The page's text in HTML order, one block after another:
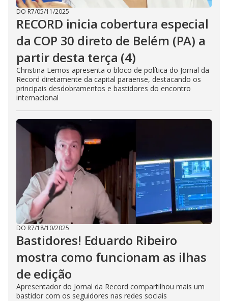
DO R7/05/11/2025
RECORD inicia cobertura especial
da COP 30 direto de Belém (PA) a
partir desta terça (4)
Christina Lemos apresenta o bloco de política do Jornal da
Record diretamente da capital paraense, destacando os
principais desdobramentos e bastidores do encontro
internacional
DO R7/18/10/2025
Bastidores! Eduardo Ribeiro
mostra como funcionam as ilhas
de edição
Apresentador do Jornal da Record compartilhou mais um
bastidor com os seguidores nas redes sociais